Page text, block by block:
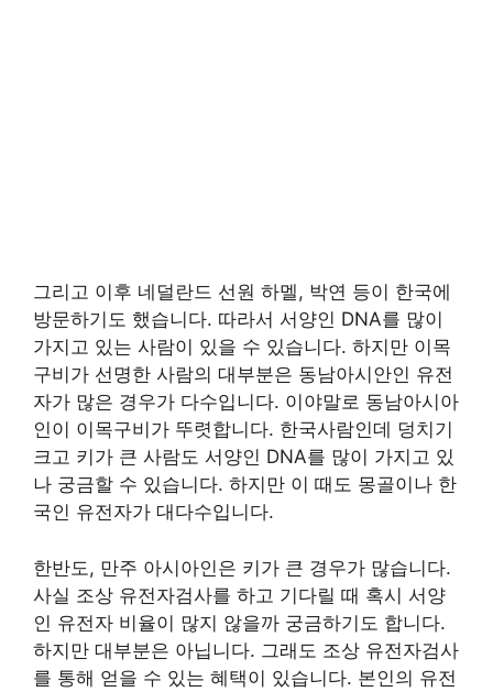
그리고 이후 네덜란드 선원 하멜, 박연 등이 한국에
방문하기도 했습니다. 따라서 서양인 DNA를 많이
가지고 있는 사람이 있을 수 있습니다. 하지만 이목
구비가 선명한 사람의 대부분은 동남아시안인 유전
자가 많은 경우가 다수입니다. 이야말로 동남아시아
인이 이목구비가 뚜렷합니다. 한국사람인데 덩치기
크고 키가 큰 사람도 서양인 DNA를 많이 가지고 있
나 궁금할 수 있습니다. 하지만 이 때도 몽골이나 한
국인 유전자가 대다수입니다.
한반도, 만주 아시아인은 키가 큰 경우가 많습니다.
사실 조상 유전자검사를 하고 기다릴 때 혹시 서양
인 유전자 비율이 많지 않을까 궁금하기도 합니다.
하지만 대부분은 아닙니다. 그래도 조상 유전자검사
를 통해 얻을 수 있는 혜택이 있습니다. 본인의 유전